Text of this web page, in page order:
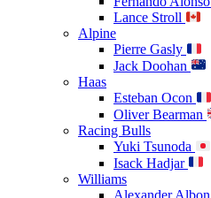
Lance Stroll
Alpine
Pierre Gasly
Jack Doohan
Haas
Esteban Ocon
Oliver Bearman
Racing Bulls
Yuki Tsunoda
Isack Hadjar
Williams
Alexander Albon